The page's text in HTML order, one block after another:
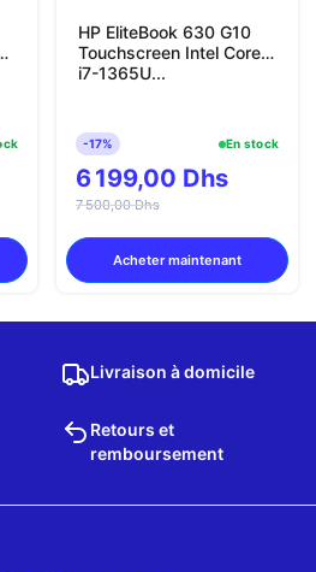
HP EliteBook 630 G10
Touchscreen Intel Core
i7-1365U...
-17% En stock
6 199,00 Dhs
7 500,00 Dhs
Acheter maintenant
Livraison à domicile
Retours et
remboursement